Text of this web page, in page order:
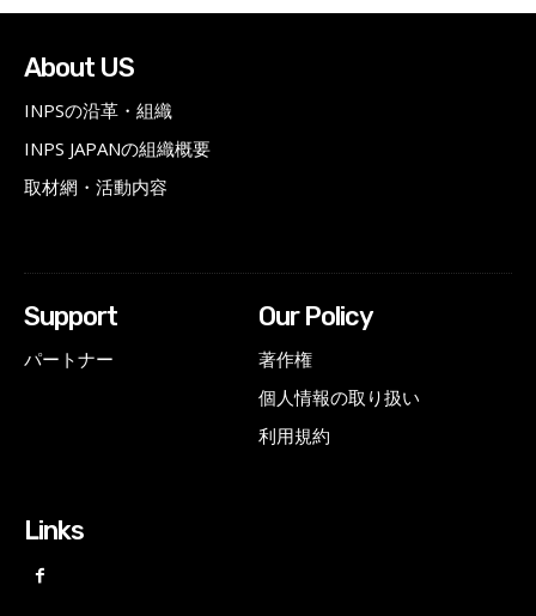
About US
INPSの沿革・組織
INPS JAPANの組織概要
取材網・活動内容
Support
パートナー
Our Policy
著作権
個人情報の取り扱い
利用規約
Links